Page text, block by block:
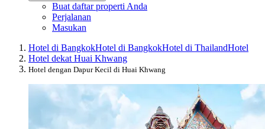
Buat daftar properti Anda
Perjalanan
Masukan
Hotel di BangkokHotel di BangkokHotel di ThailandHotel
Hotel dekat Huai Khwang
Hotel dengan Dapur Kecil di Huai Khwang